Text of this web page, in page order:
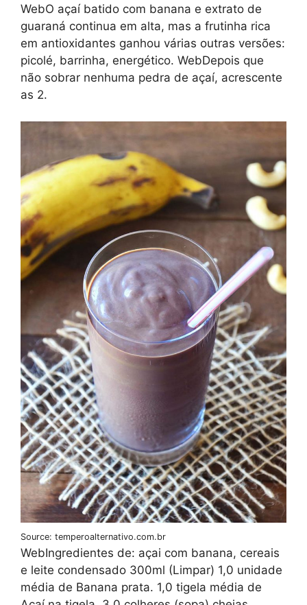
WebO açaí batido com banana e extrato de
guaraná continua em alta, mas a frutinha rica
em antioxidantes ganhou várias outras versões:
picolé, barrinha, energético. WebDepois que
não sobrar nenhuma pedra de açaí, acrescente
as 2.
Source: temperoalternativo.com.br
WebIngredientes de: açai com banana, cereais
e leite condensado 300ml (Limpar) 1,0 unidade
média de Banana prata. 1,0 tigela média de